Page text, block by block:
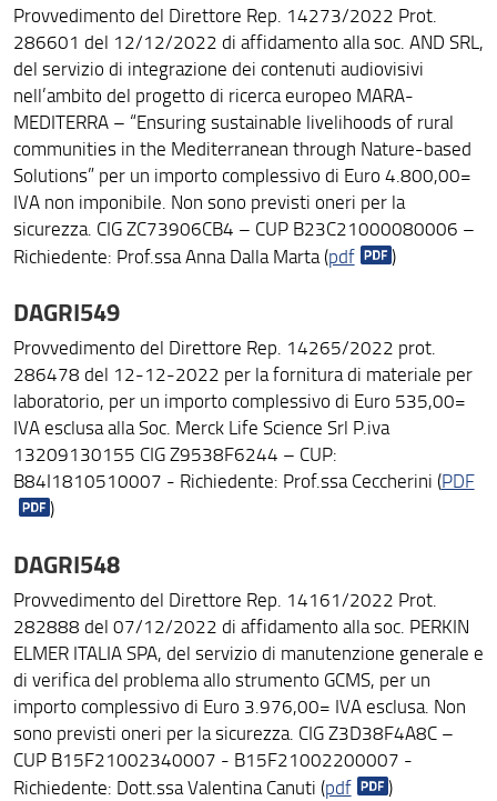
Provvedimento del Direttore Rep. 14273/2022 Prot.
286601 del 12/12/2022 di affidamento alla soc. AND SRL,
del servizio di integrazione dei contenuti audiovisivi
nell’ambito del progetto di ricerca europeo MARA-
MEDITERRA – “Ensuring sustainable livelihoods of rural
communities in the Mediterranean through Nature-based
Solutions” per un importo complessivo di Euro 4.800,00=
IVA non imponibile. Non sono previsti oneri per la
sicurezza. CIG ZC73906CB4 – CUP B23C21000080006 –
Richiedente: Prof.ssa Anna Dalla Marta (pdf )
DAGRI549
Provvedimento del Direttore Rep. 14265/2022 prot.
286478 del 12-12-2022 per la fornitura di materiale per
laboratorio, per un importo complessivo di Euro 535,00=
IVA esclusa alla Soc. Merck Life Science Srl P.iva
13209130155 CIG Z9538F6244 – CUP:
B84I1810510007 - Richiedente: Prof.ssa Ceccherini (PDF
)
DAGRI548
Provvedimento del Direttore Rep. 14161/2022 Prot.
282888 del 07/12/2022 di affidamento alla soc. PERKIN
ELMER ITALIA SPA, del servizio di manutenzione generale e
di verifica del problema allo strumento GCMS, per un
importo complessivo di Euro 3.976,00= IVA esclusa. Non
sono previsti oneri per la sicurezza. CIG Z3D38F4A8C –
CUP B15F21002340007 - B15F21002200007 -
Richiedente: Dott.ssa Valentina Canuti (pdf )